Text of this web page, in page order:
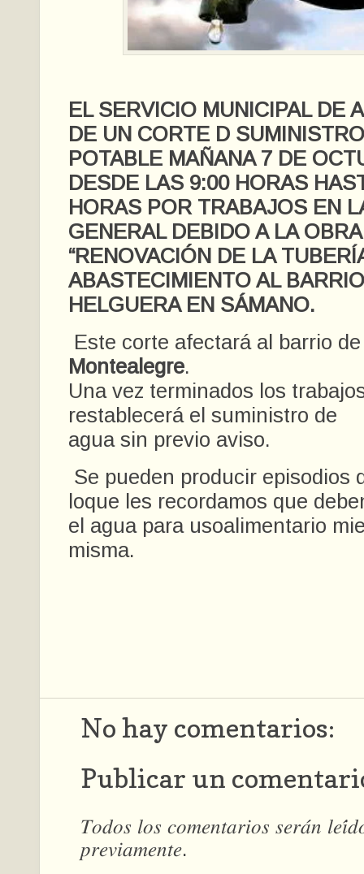
EL SERVICIO MUNICIPAL DE
DE UN CORTE D
POTABLE MAÑANA 7 DE
DESDE LAS 9:00 HORAS
HORAS POR TRABAJOS EN
GENERAL DEBIDO A LA
“RENOVACIÓN DE LA
ABASTECIMIENTO AL
HELGUERA EN SÁMANO.
Este corte afectará al barrio
Montealegre.
Una vez terminados los
restablecerá el suministro de
agua sin previo aviso.
Se pueden producir episodios
loque les recordamos que
el agua para usoalimentario
misma.
No hay comentarios:
Publicar un
𝑇𝑜𝑑𝑜𝑠 𝑙𝑜𝑠 𝑐𝑜𝑚𝑒𝑛𝑡𝑎𝑟𝑖𝑜𝑠 𝑠𝑒𝑟𝑎́𝑛
𝑝𝑟𝑒𝑣𝑖𝑎𝑚𝑒𝑛𝑡𝑒.